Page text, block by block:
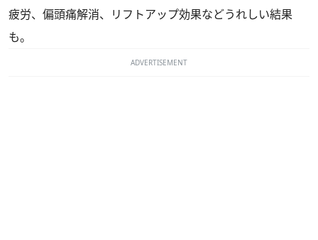
疲労、偏頭痛解消、リフトアップ効果などうれしい結果
も。
ADVERTISEMENT